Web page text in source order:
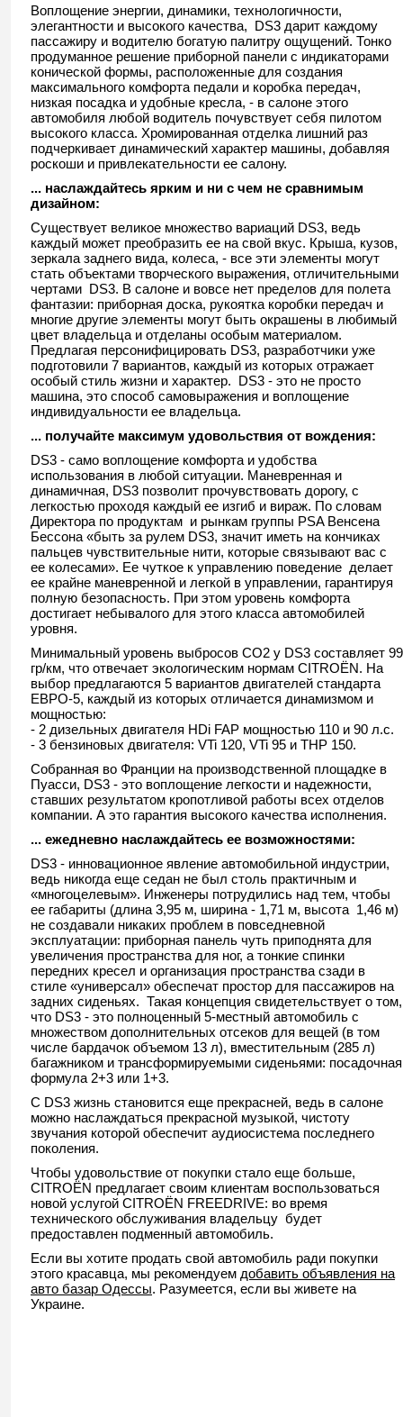
Воплощение энергии, динамики, технологичности,
элегантности и высокого качества, DS3 дарит каждому
пассажиру и водителю богатую палитру ощущений. Тонко
продуманное решение приборной панели с индикаторами
конической формы, расположенные для создания
максимального комфорта педали и коробка передач,
низкая посадка и удобные кресла, - в салоне этого
автомобиля любой водитель почувствует себя пилотом
высокого класса. Хромированная отделка лишний раз
подчеркивает динамический характер машины, добавляя
роскоши и привлекательности ее салону.
... наслаждайтесь ярким и ни с чем не сравнимым
дизайном:
Существует великое множество вариаций DS3, ведь
каждый может преобразить ее на свой вкус. Крыша, кузов,
зеркала заднего вида, колеса, - все эти элементы могут
стать объектами творческого выражения, отличительными
чертами DS3. В салоне и вовсе нет пределов для полета
фантазии: приборная доска, рукоятка коробки передач и
многие другие элементы могут быть окрашены в любимый
цвет владельца и отделаны особым материалом.
Предлагая персонифицировать DS3, разработчики уже
подготовили 7 вариантов, каждый из которых отражает
особый стиль жизни и характер. DS3 - это не просто
машина, это способ самовыражения и воплощение
индивидуальности ее владельца.
... получайте максимум удовольствия от вождения:
DS3 - само воплощение комфорта и удобства
использования в любой ситуации. Маневренная и
динамичная, DS3 позволит прочувствовать дорогу, с
легкостью проходя каждый ее изгиб и вираж. По словам
Директора по продуктам и рынкам группы PSA Венсена
Бессона «быть за рулем DS3, значит иметь на кончиках
пальцев чувствительные нити, которые связывают вас с
ее колесами». Ее чуткое к управлению поведение делает
ее крайне маневренной и легкой в управлении, гарантируя
полную безопасность. При этом уровень комфорта
достигает небывалого для этого класса автомобилей
уровня.
Минимальный уровень выбросов CO2 у DS3 составляет 99
гр/км, что отвечает экологическим нормам CITROËN. На
выбор предлагаются 5 вариантов двигателей стандарта
ЕВРО-5, каждый из которых отличается динамизмом и
мощностью:
- 2 дизельных двигателя HDi FAP мощностью 110 и 90 л.с.
- 3 бензиновых двигателя: VTi 120, VTi 95 и THP 150.
Собранная во Франции на производственной площадке в
Пуасси, DS3 - это воплощение легкости и надежности,
ставших результатом кропотливой работы всех отделов
компании. А это гарантия высокого качества исполнения.
... ежедневно наслаждайтесь ее возможностями:
DS3 - инновационное явление автомобильной индустрии,
ведь никогда еще седан не был столь практичным и
«многоцелевым». Инженеры потрудились над тем, чтобы
ее габариты (длина 3,95 м, ширина - 1,71 м, высота 1,46 м)
не создавали никаких проблем в повседневной
эксплуатации: приборная панель чуть приподнята для
увеличения пространства для ног, а тонкие спинки
передних кресел и организация пространства сзади в
стиле «универсал» обеспечат простор для пассажиров на
задних сиденьях. Такая концепция свидетельствует о том,
что DS3 - это полноценный 5-местный автомобиль с
множеством дополнительных отсеков для вещей (в том
числе бардачок объемом 13 л), вместительным (285 л)
багажником и трансформируемыми сиденьями: посадочная
формула 2+3 или 1+3.
С DS3 жизнь становится еще прекрасней, ведь в салоне
можно наслаждаться прекрасной музыкой, чистоту
звучания которой обеспечит аудиосистема последнего
поколения.
Чтобы удовольствие от покупки стало еще больше,
CITROËN предлагает своим клиентам воспользоваться
новой услугой CITROËN FREEDRIVE: во время
технического обслуживания владельцу будет
предоставлен подменный автомобиль.
Если вы хотите продать свой автомобиль ради покупки
этого красавца, мы рекомендуем добавить объявления на
авто базар Одессы. Разумеется, если вы живете на
Украине.